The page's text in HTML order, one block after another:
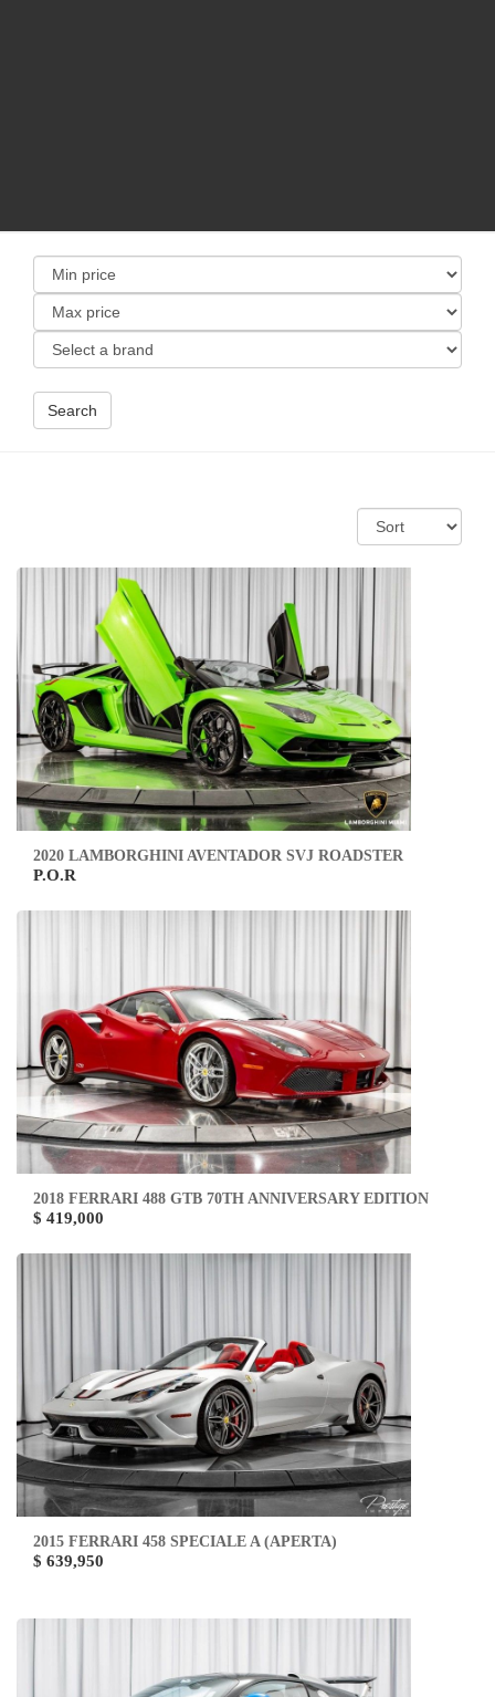
Search
2020 LAMBORGHINI AVENTADOR SVJ ROADSTER
P.O.R
2018 FERRARI 488 GTB 70TH ANNIVERSARY EDITION
$ 419,000
2015 FERRARI 458 SPECIALE A (APERTA)
$ 639,950